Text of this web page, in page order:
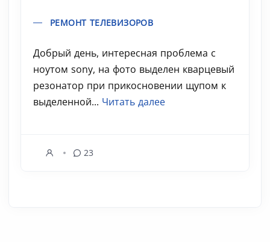
РЕМОНТ ТЕЛЕВИЗОРОВ
Добрый день, интересная проблема с
ноутом sony, на фото выделен кварцевый
резонатор при прикосновении щупом к
выделенной... Читать далее
23